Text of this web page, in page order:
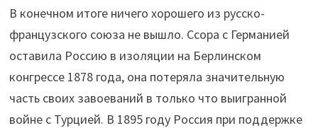
В конечном итоге ничего хорошего из русско-
французского союза не вышло. Ссора с Германией
оставила Россию в изоляции на Берлинском
конгрессе 1878 года, она потеряла значительную
часть своих завоеваний в только что выигранной
войне с Турцией. В 1895 году Россия при поддержке